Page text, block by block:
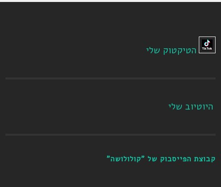
הטיקטוק שלי
היוטיוב שלי
קבוצת הפייסבוק של "קולולושה"